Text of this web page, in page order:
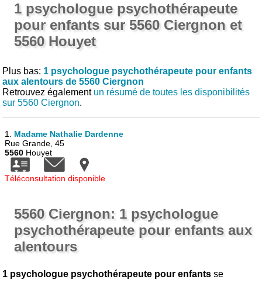
1 psychologue psychothérapeute
pour enfants sur 5560 Ciergnon et
5560 Houyet
Plus bas: 1 psychologue psychothérapeute pour enfants
aux alentours de 5560 Ciergnon
Retrouvez également un résumé de toutes les disponibilités
sur 5560 Ciergnon.
1. Madame Nathalie Dardenne
Rue Grande, 45
5560 Houyet
Téléconsultation disponible
5560 Ciergnon: 1 psychologue
psychothérapeute pour enfants aux
alentours
1 psychologue psychothérapeute pour enfants se